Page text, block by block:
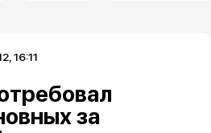
16:11
за